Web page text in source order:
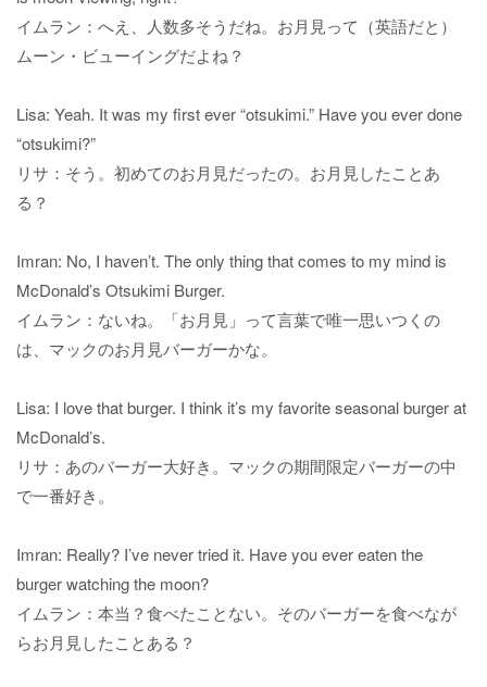
イムラン：へえ、人数多そうだね。お月見って（英語だと）
ムーン・ビューイングだよね？
Lisa: Yeah. It was my first ever “otsukimi.” Have you ever done
“otsukimi?”
リサ：そう。初めてのお月見だったの。お月見したことあ
る？
Imran: No, I haven’t. The only thing that comes to my mind is
McDonald’s Otsukimi Burger.
イムラン：ないね。「お月見」って言葉で唯一思いつくの
は、マックのお月見バーガーかな。
Lisa: I love that burger. I think it’s my favorite seasonal burger at
McDonald’s.
リサ：あのバーガー大好き。マックの期間限定バーガーの中
で一番好き。
Imran: Really? I’ve never tried it. Have you ever eaten the
burger watching the moon?
イムラン：本当？食べたことない。そのバーガーを食べなが
らお月見したことある？